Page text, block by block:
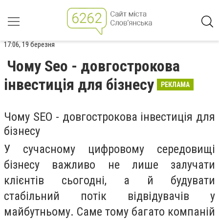
17:06, 19 березня
Чому Seo - довгострокова
інвестиція для бізнесу
РЕКЛАМА
Чому SEO - довгострокова інвестиція для
бізнесу
У сучасному цифровому середовищі
бізнесу важливо не лише залучати
клієнтів сьогодні, а й будувати
стабільний потік відвідувачів у
майбутньому. Саме тому багато компаній